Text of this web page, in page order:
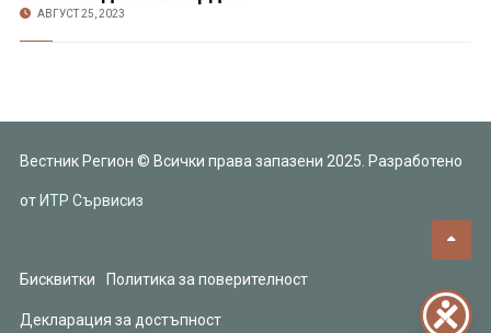
АВГУСТ 25, 2023
Вестник Регион © Всички права запазени 2025. Разработено
от ИТР Сървисиз
Бисквитки Политика за поверителност
Декларация за достъпност